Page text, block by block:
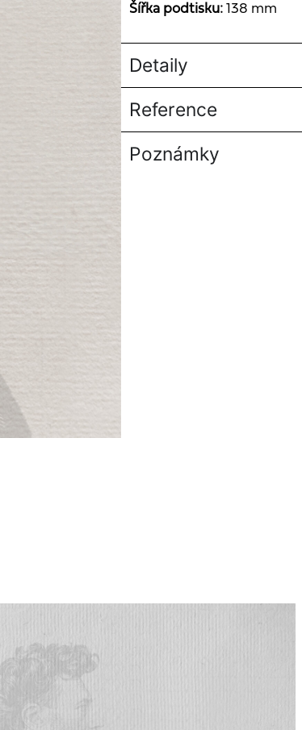
Šířka podtisku: 138 mm
Detaily
Reference
Poznámky